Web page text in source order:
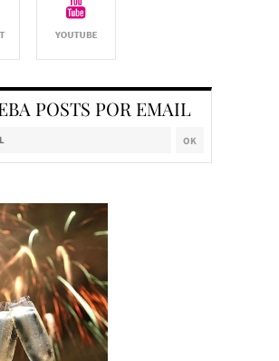
POSTS POR EMAIL